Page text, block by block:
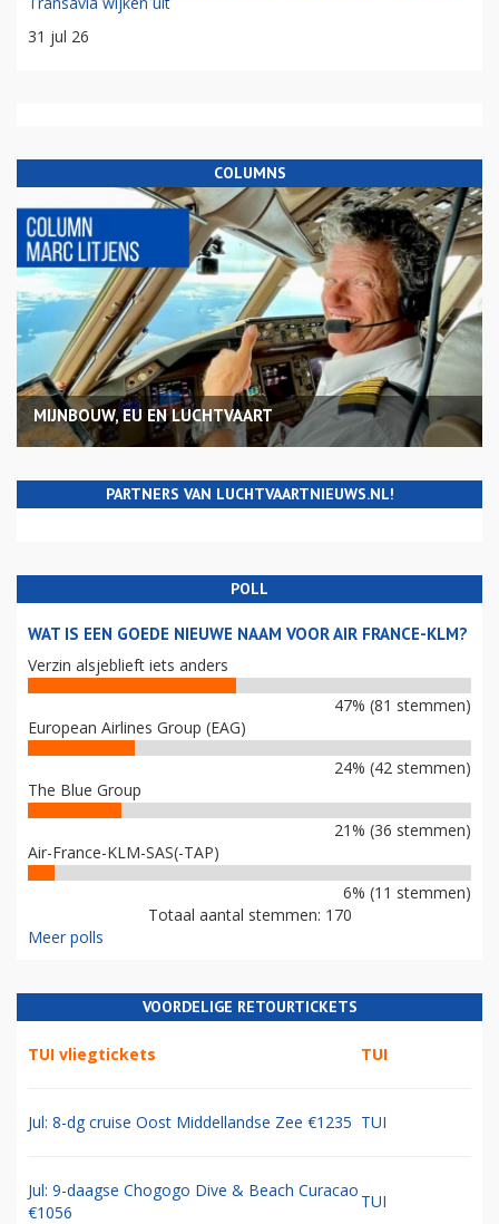
31 jul 26
COLUMNS
MIJNBOUW, EU EN LUCHTVAART
PARTNERS VAN LUCHTVAARTNIEUWS.NL!
POLL
WAT IS EEN GOEDE NIEUWE NAAM VOOR AIR FRANCE-KLM?
Verzin alsjeblieft iets anders
47% (81 stemmen)
European Airlines Group (EAG)
24% (42 stemmen)
The Blue Group
21% (36 stemmen)
Air-France-KLM-SAS(-TAP)
6% (11 stemmen)
Totaal aantal stemmen: 170
Meer polls
VOORDELIGE RETOURTICKETS
TUI vliegtickets TUI
Jul: 8-dg cruise Oost Middellandse Zee €1235 TUI
Jul: 9-daagse Chogogo Dive & Beach Curacao
€1056
TUI